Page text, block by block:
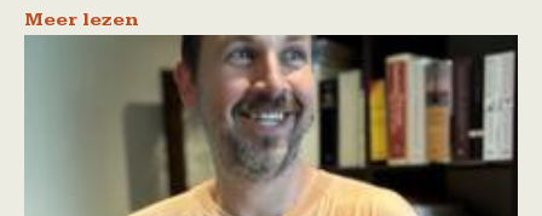
Meer lezen